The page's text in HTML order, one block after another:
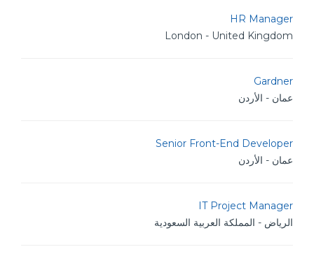
HR Manager
London - United Kingdom
Gardner
عمان - الأردن
Senior Front-End Developer
عمان - الأردن
IT Project Manager
الرياض - المملكة العربية السعودية